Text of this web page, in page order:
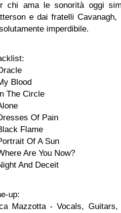
chi ama le sonorità oggi
e dai fratelli Cavanagh,
imperdibile.
Blood
The Circle
Of Pain
Flame
Of A Sun
Are You Now?
And Deceit
up:
Mazzotta - Vocals,